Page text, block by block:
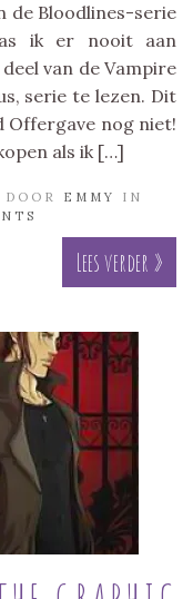
de Bloodlines-serie
ik er nooit aan
van de Vampire
serie te lezen. Dit
Offergave nog niet!
als ik […]
EMMY
IN
Lees verder »